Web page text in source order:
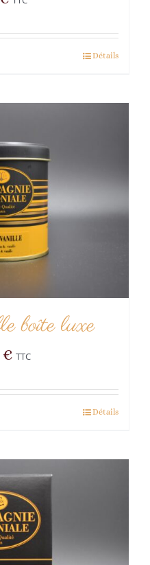
Détails
boîte luxe
€ TTC
Détails